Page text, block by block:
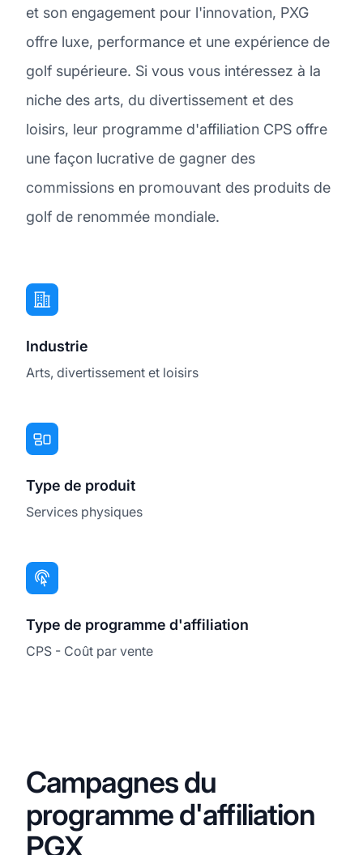
et son engagement pour l'innovation, PXG
offre luxe, performance et une expérience de
golf supérieure. Si vous vous intéressez à la
niche des arts, du divertissement et des
loisirs, leur programme d'affiliation CPS offre
une façon lucrative de gagner des
commissions en promouvant des produits de
golf de renommée mondiale.
Industrie
Arts, divertissement et loisirs
Type de produit
Services physiques
Type de programme d'affiliation
CPS - Coût par vente
Campagnes du
programme d'affiliation
PGX